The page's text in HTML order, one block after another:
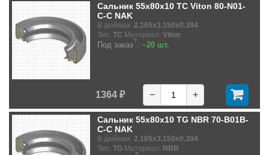
Сальник 55x80x10 TC Viton 80-N01-
C-C NAK
В дюймах: 2.165x3.150x0.394
Тип: TC Материал: Viton
Под заказ?: ~20 шт.
1364 ₽ − +
Сальник 55x80x10 TG NBR 70-B01B-
C-C NAK
В дюймах: 2.165x3.150x0.394
Тип: TG Материал: NBR